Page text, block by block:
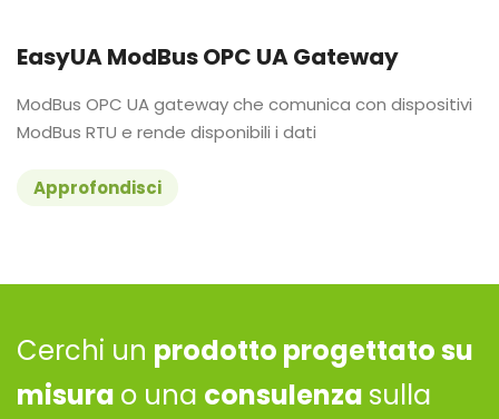
EasyUA ModBus OPC UA Gateway
ModBus OPC UA gateway che comunica con dispositivi
ModBus RTU e rende disponibili i dati
Approfondisci
Cerchi un prodotto progettato su
misura o una consulenza sulla